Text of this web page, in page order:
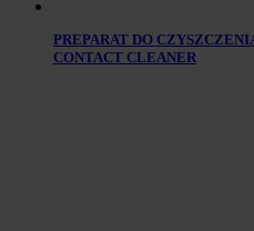
PREPARAT DO
CONTACT CLEANER